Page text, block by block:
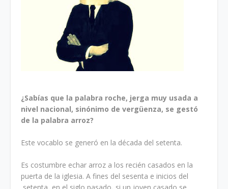
¿Sabías que la palabra roche, jerga muy usada a
nivel nacional, sinónimo de vergüenza, se gestó
de la palabra arroz?
Este vocablo se generó en la década del setenta.
Es costumbre echar arroz a los recién casados en la
puerta de la iglesia. A fines del sesenta e inicios del